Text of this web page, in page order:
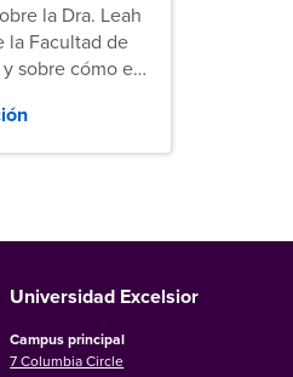
la Dra. Leah
la Facultad de
sobre cómo el
apoya a los
Universidad Excelsior
Campus principal
7 Columbia Circle